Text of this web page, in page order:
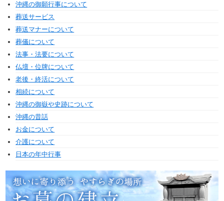
沖縄の御願行事について
葬送サービス
葬送マナーについて
葬儀について
法事・法要について
仏壇・位牌について
老後・終活について
相続について
沖縄の御嶽や史跡について
沖縄の昔話
お金について
介護について
日本の年中行事